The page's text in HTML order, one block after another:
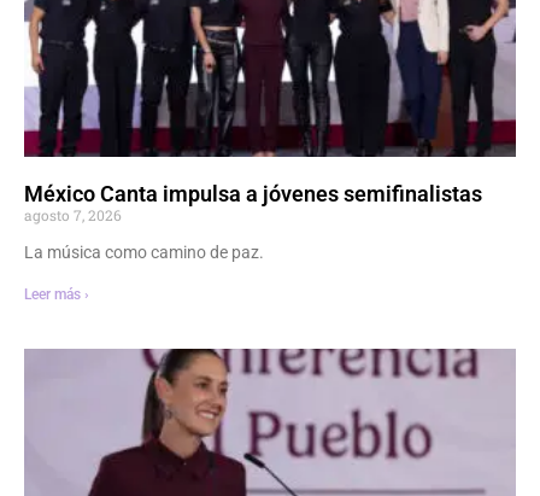
México Canta impulsa a jóvenes semifinalistas
agosto 7, 2026
La música como camino de paz.
Leer más ›